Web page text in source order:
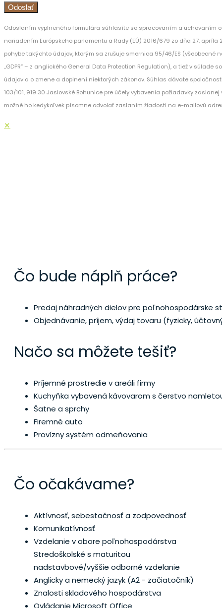
Odoslaním vyplneného formulára súhlasíte so spracovaním a uchovaním
nariadením Európskeho parlamentu a Rady (EÚ) 2016/679 zo dňa 27.
pohybe takýchto údajov, ktorým sa zrušuje smernica 95/46/ES
„GDPR“ – z anglického General Data Protection Regulation), a tiež v súlade
údajov a o zmene a doplnení niektorých zákonov. Súhlas dávate spoločnosti
103/101, 919 30 Jaslovské Bohunice pre účely vybavenia požiadavky
možné ho kedykoľvek písomne odvolať zaslaním žiadosti na e-mailovú
✕
Čo bude náplň práce?
Predaj náhradných dielov pre poľnohospodárske
Objednávanie, príjem, výdaj tovaru (fyzicky,
Načo sa môžete tešiť?
Príjemné prostredie v areáli firmy
Kuchyňka vybavená kávovarom s čerstvo
Šatne a sprchy
Firemné auto
Provízny systém odmeňovania
Čo očakávame?
Aktívnosť, sebestačnosť a zodpovednosť
Komunikatívnosť
Vzdelanie v obore poľnohospodárstva
Stredoškolské s maturitou
nadstavbové/vyššie odborné vzdelanie
Anglicky a nemecký jazyk (A2 - začiatočník)
Znalosti skladového hospodárstva
Ovládanie Microsoft Office